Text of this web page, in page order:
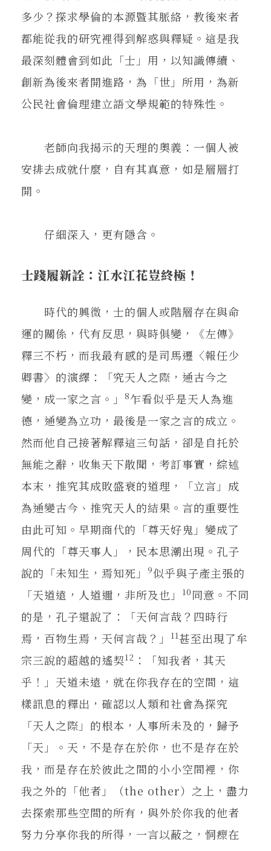
多少？探求學倫的本源暨其脈絡，教後來者
都能從我的研究裡得到解惑與釋疑。這是我
最深刻體會到如此「士」用，以知識傳續、
創新為後來者開進路，為「世」所用，為新
公民社會倫理建立語文學規範的特殊性。
老師向我揭示的天理的奧義：一個人被
安排去成就什麼，自有其真意，如是層層打
開。
仔細深入，更有隱含。
士踐履新詮：江水江花豈終極！
時代的興微，士的個人或階層存在與命
運的關係，代有反思，與時俱變，《左傳》
釋三不朽，而我最有感的是司馬遷〈報任少
卿書〉的演繹：「究天人之際，通古今之
變，成一家之言。」
8乍看似乎是天人為進
德，通變為立功，最後是一家之言的成立。
然而他自己接著解釋這三句話，卻是自托於
無能之辭，收集天下散聞，考訂事實，綜述
本末，推究其成敗盛衰的道理，「立言」成
為通變古今、推究天人的結果。言的重要性
由此可知。早期商代的「尊天好鬼」變成了
周代的「尊天事人」，民本思潮出現。孔子
說的「未知生，焉知死」
9似乎與子產主張的
「天道遠，人道邇，非所及也」
10 同意。不同
的是，孔子還說了：「天何言哉？四時行
焉，百物生焉，天何言哉？」
11甚至出現了牟
宗三說的超越的遙契12 ：「知我者，其天
乎！」天道未遠，就在你我存在的空間，這
樣訊息的釋出，確認以人類和社會為探究
「天人之際」的根本，人事所未及的，歸予
「天」。天，不是存在於你，也不是存在於
我，而是存在於彼此之間的小小空間裡，你
我之外的「他者」（the other）之上，盡力
去探索那些空間的所有，與外於你我的他者
努力分享你我的所得，一言以蔽之，恫瘝在